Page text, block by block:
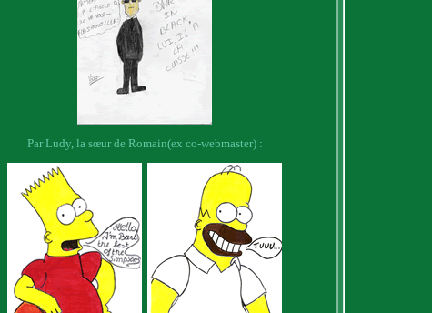
Par Ludy, la sœur de Romain(ex co-webmaster) :